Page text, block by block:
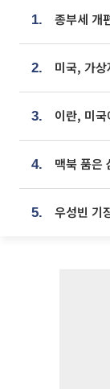
1.
2.
3.
4.
5.